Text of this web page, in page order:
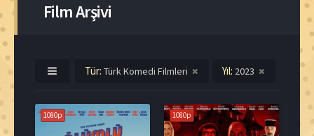
Film Arşivi
Tür: Türk Komedi Filmleri Yıl: 2023
1080p 1080p